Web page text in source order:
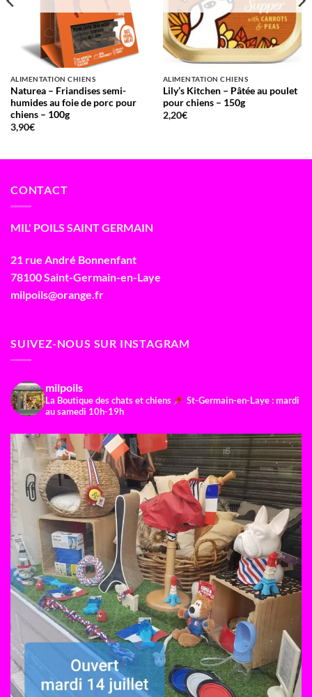
ALIMENTATION CHIENS
Naturea – Friandises semi-
humides au foie de porc pour
chiens – 100g
3,90€
ALIMENTATION CHIENS
Lily’s Kitchen – Pâtée au poulet
pour chiens – 150g
2,20€
CONTACT
MIL' POILS SAINT GERMAIN
21 rue André Bonnenfant
78100 Saint-Germain-en-Laye
milpoils@orange.fr
SUIVEZ-NOUS SUR INSTAGRAM
milpoils
La Boutique des chats et chiens
St-Germain-en-Laye : mardi
au samedi 10h-19h